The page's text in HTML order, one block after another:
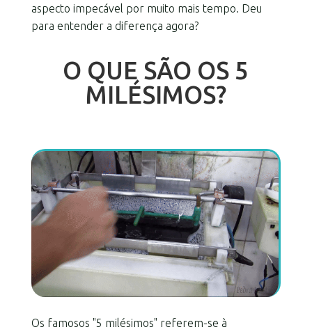
aspecto impecável por muito mais tempo. Deu
para entender a diferença agora?
O QUE SÃO OS 5
MILÉSIMOS?
Os famosos "5 milésimos" referem-se à